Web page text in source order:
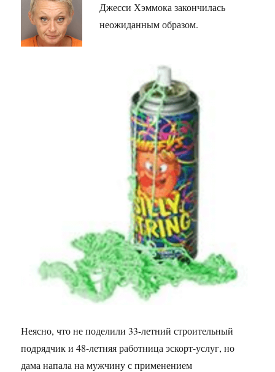
Джесси Хэммока закончилась
неожиданным образом.
Неясно, что не поделили 33-летний строительный
подрядчик и 48-летняя работница эскорт-услуг, но
дама напала на мужчину с применением